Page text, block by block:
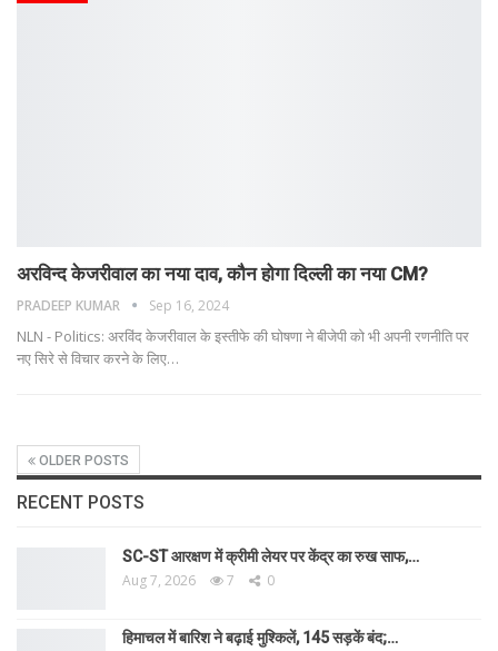
अरविन्द केजरीवाल का नया दाव, कौन होगा दिल्ली का नया CM?
PRADEEP KUMAR Sep 16, 2024
NLN - Politics: अरविंद केजरीवाल के इस्तीफे की घोषणा ने बीजेपी को भी अपनी रणनीति पर
नए सिरे से विचार करने के लिए…
OLDER POSTS
RECENT POSTS
SC-ST आरक्षण में क्रीमी लेयर पर केंद्र का रुख साफ,…
Aug 7, 2026 7 0
हिमाचल में बारिश ने बढ़ाई मुश्किलें, 145 सड़कें बंद;…